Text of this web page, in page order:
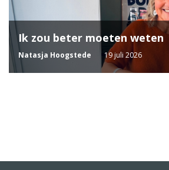
Ik zou beter moeten weten
Natasja Hoogstede 19 juli 2026